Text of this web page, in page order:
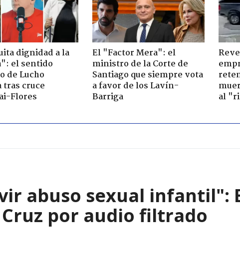
dignidad a la
el sentido
de Lucho
tras cruce
Flores
El "Factor Mera": el
ministro de la Corte de
Santiago que siempre vota
a favor de los Lavín-
Barriga
al
abuso sexual infantil":
por audio filtrado